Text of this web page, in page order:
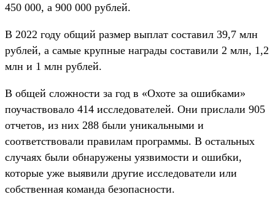
450 000, а 900 000 рублей.
В 2022 году общий размер выплат составил 39,7 млн
рублей, а самые крупные награды составили 2 млн, 1,2
млн и 1 млн рублей.
В общей сложности за год в «Охоте за ошибками»
поучаствовало 414 исследователей. Они прислали 905
отчетов, из них 288 были уникальными и
соответствовали правилам программы. В остальных
случаях были обнаружены уязвимости и ошибки,
которые уже выявили другие исследователи или
собственная команда безопасности.